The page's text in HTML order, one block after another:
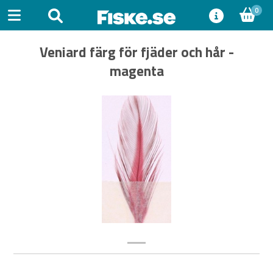
0
Veniard färg för fjäder och hår -
magenta